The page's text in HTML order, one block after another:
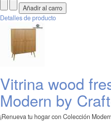
Detalles de producto
Vitrina wood
Modern by
¡Renueva tu hogar con Colección